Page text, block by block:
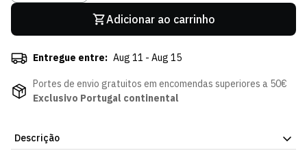
Adicionar ao carrinho
Entregue entre: Aug 11 - Aug 15
Portes de envio gratuitos em encomendas superiores a 50€
Exclusivo Portugal continental
Descrição